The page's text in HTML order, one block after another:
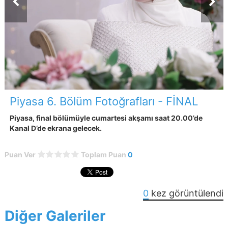
Piyasa 6. Bölüm Fotoğrafları - FİNAL
Piyasa, final bölümüyle cumartesi akşamı saat 20.00’de
Kanal D’de ekrana gelecek.
Puan Ver Toplam Puan 0
0 kez görüntülendi
Diğer Galeriler